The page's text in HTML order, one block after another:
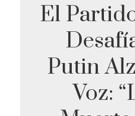
El
Putin
Voz: